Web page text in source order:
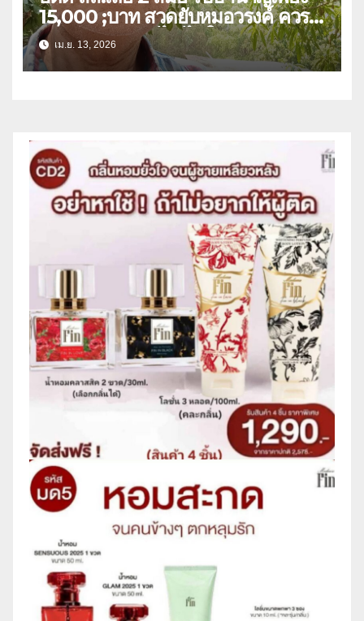
15,000 ;บาท สวดยับหมอวรงค์ ควร
หาวิธีปรับลดแก้ไข ไม่ใช่ยกเลิก
เม.ย. 13, 2026